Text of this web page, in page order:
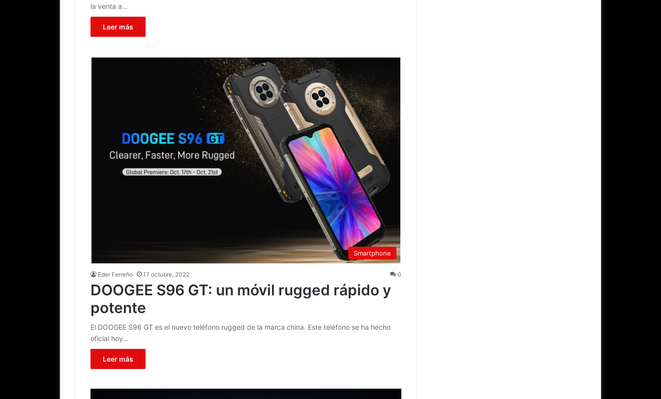
la venta a…
Leer más
Smartphone
Eder Ferreño 17 octubre, 2022 0
DOOGEE S96 GT: un móvil rugged rápido y
potente
El DOOGEE S96 GT es el nuevo teléfono rugged de la marca china. Este teléfono se ha hecho
oficial hoy…
Leer más